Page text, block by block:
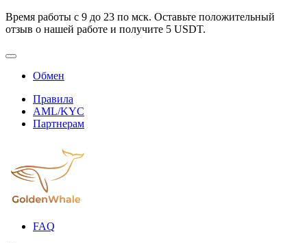
Время работы с 9 до 23 по мск. Оставьте положительный
отзыв о нашей работе и получите 5 USDT.
Обмен
Правила
AML/KYC
Партнерам
FAQ